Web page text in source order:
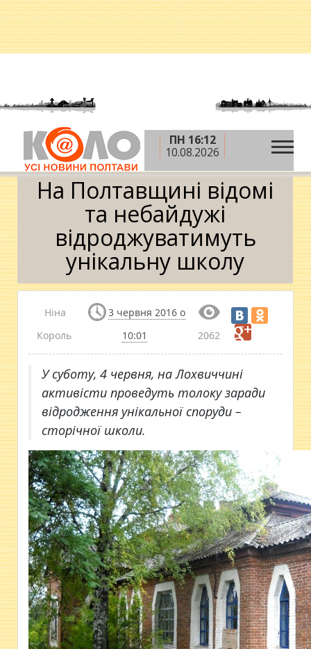
ПН 16:12
10.08.2026
Головна » Новини »
На Полтавщині відомі та
небайдужі відроджуватимуть унікальну школу
На Полтавщині відомі
та небайдужі
відроджуватимуть
унікальну школу
Ніна
Король
3 червня 2016 о
10:01
2062
У суботу, 4 червня, на Лохвиччині
активісти проведуть толоку заради
відродження унікальної споруди –
сторічної школи.